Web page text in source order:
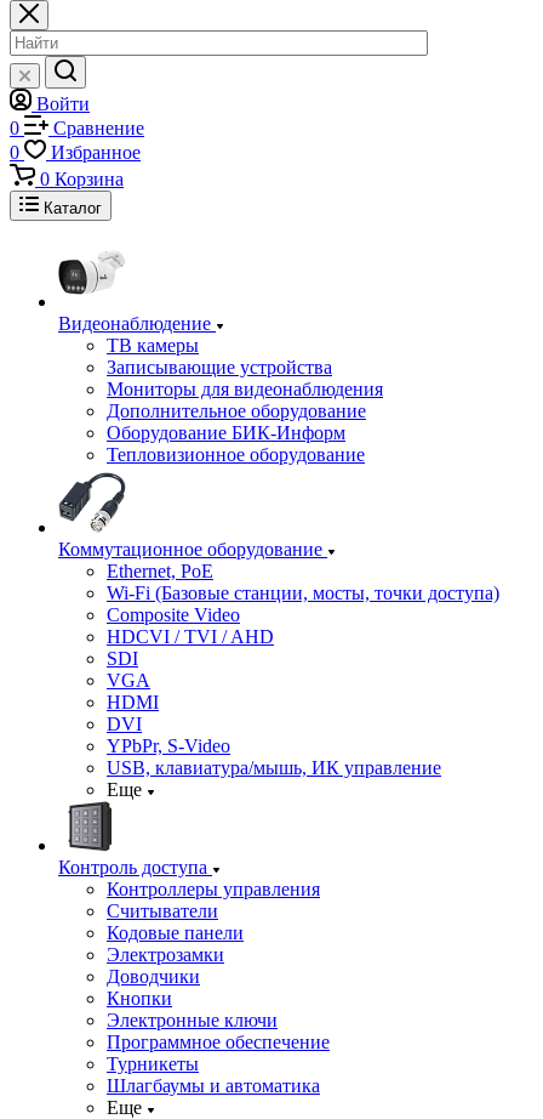
Войти
0
Сравнение
0
Избранное
0 Корзина
Каталог
Видеонаблюдение
ТВ камеры
Записывающие устройства
Мониторы для видеонаблюдения
Дополнительное оборудование
Оборудование БИК-Информ
Тепловизионное оборудование
Коммутационное оборудование
Ethernet, PoE
Wi-Fi (Базовые станции, мосты, точки доступа)
Composite Video
HDCVI / TVI / AHD
SDI
VGA
HDMI
DVI
YPbPr, S-Video
USB, клавиатура/мышь, ИК управление
Еще
Контроль доступа
Контроллеры управления
Считыватели
Кодовые панели
Электрозамки
Доводчики
Кнопки
Электронные ключи
Программное обеспечение
Турникеты
Шлагбаумы и автоматика
Еще